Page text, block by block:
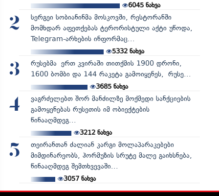
6045 ნახვა
2
სერგეი სობიანინმა მოსკოვში, რესტორანში
მომხდარ აფეთქებას ტერორისტული აქტი უწოდა,
Telegram-არხების ინფორმაც...
5332ნახვა
3
რუსებმა ერთ კვირაში თითქმის 1900 დრონი,
1600 ბომბი და 144 რაკეტა გამოიყენეს, რუსე...
3685ნახვა
4
ვაგრძელებთ შორ მანძილზე მოქმედი სანქციების
გამოყენებას რუსეთის იმ ობიექტების
წინააღმდეგ...
3212ნახვა
5
თეირანთან ძალიან კარგი მოლაპარაკებები
მიმდინარეობს, ჰორმუზის სრუტე მალე გაიხსნება,
წინააღმდეგ შემთხვევაში...
3057ნახვა